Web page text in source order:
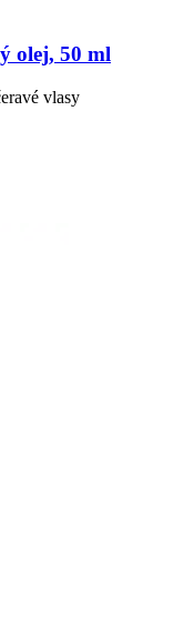
olej, 50 ml
vlasy